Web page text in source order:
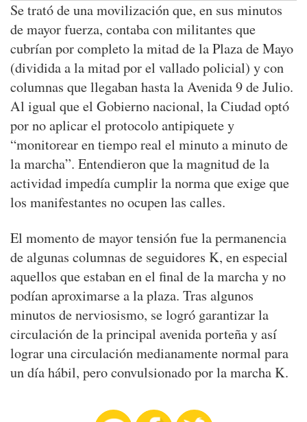
Se trató de una movilización que, en sus minutos
de mayor fuerza, contaba con militantes que
cubrían por completo la mitad de la Plaza de Mayo
(dividida a la mitad por el vallado policial) y con
columnas que llegaban hasta la Avenida 9 de Julio.
Al igual que el Gobierno nacional, la Ciudad optó
por no aplicar el protocolo antipiquete y
“monitorear en tiempo real el minuto a minuto de
la marcha”. Entendieron que la magnitud de la
actividad impedía cumplir la norma que exige que
los manifestantes no ocupen las calles.
El momento de mayor tensión fue la permanencia
de algunas columnas de seguidores K, en especial
aquellos que estaban en el final de la marcha y no
podían aproximarse a la plaza. Tras algunos
minutos de nerviosismo, se logró garantizar la
circulación de la principal avenida porteña y así
lograr una circulación medianamente normal para
un día hábil, pero convulsionado por la marcha K.